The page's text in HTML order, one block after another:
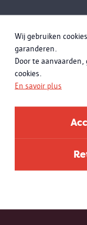
Wij gebruiken
garanderen.
Door te aanvaarden,
cookies.
En savoir plus